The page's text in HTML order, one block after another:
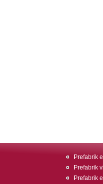
Prefabrik
Prefabrik
Prefabrik